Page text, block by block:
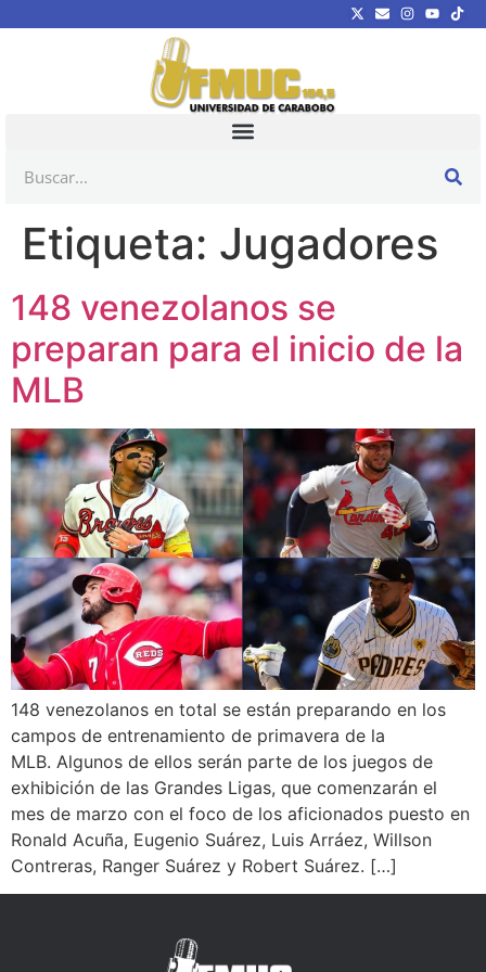
Etiqueta: Jugadores
148 venezolanos se
preparan para el inicio de la
MLB
148 venezolanos en total se están preparando en los
campos de entrenamiento de primavera de la
MLB. Algunos de ellos serán parte de los juegos de
exhibición de las Grandes Ligas, que comenzarán el
mes de marzo con el foco de los aficionados puesto en
Ronald Acuña, Eugenio Suárez, Luis Arráez, Willson
Contreras, Ranger Suárez y Robert Suárez. […]